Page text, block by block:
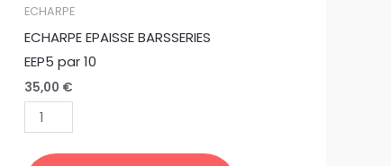
ECHARPE
ECHARPE EPAISSE BARSSERIES
EEP5 par 10
35,00 €
quantité
de
ECHARPE
EPAISSE
BARSSERIES
EEP5
par